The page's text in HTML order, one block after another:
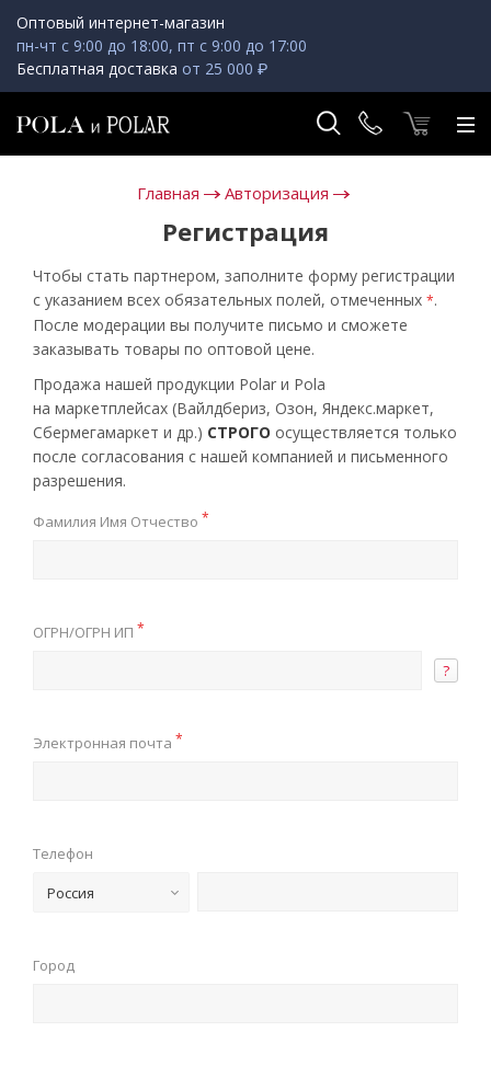
Оптовый интернет-магазин
пн-чт с 9:00 до 18:00, пт с 9:00 до 17:00
Бесплатная доставка от 25 000 ₽
Главная Авторизация
Регистрация
Чтобы стать партнером, заполните форму регистрации
с указанием всех обязательных полей, отмеченных *.
После модерации вы получите письмо и сможете
заказывать товары по оптовой цене.
Продажа нашей продукции Polar и Pola
на маркетплейсах (Вайлдбериз, Озон, Яндекс.маркет,
Сбермегамаркет и др.) СТРОГО осуществляется только
после согласования с нашей компанией и письменного
разрешения.
Фамилия Имя Отчество *
ОГРН/ОГРН ИП *
?
Электронная почта *
Телефон
Россия
Город